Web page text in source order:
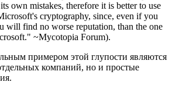
own mistakes, therefore it is better to use
cryptography, since, even if you
will find no worse reputation, than the one
~Mycotopia Forum).
примером этой глупости являются
компаний, но и простые